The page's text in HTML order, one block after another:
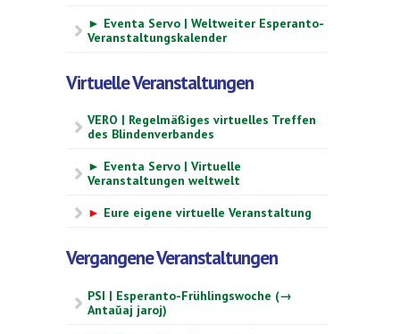
► Eventa Servo | Weltweiter Esperanto-
Veranstaltungskalender
Virtuelle Veranstaltungen
VERO | Regelmäßiges virtuelles Treffen
des Blindenverbandes
► Eventa Servo | Virtuelle
Veranstaltungen weltwelt
► Eure eigene virtuelle Veranstaltung
Vergangene Veranstaltungen
PSI | Esperanto-Frühlingswoche (→
Antaŭaj jaroj)